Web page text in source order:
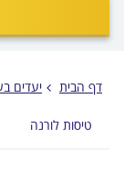
לפני
דף הבית יעדים
טיסות לורנה